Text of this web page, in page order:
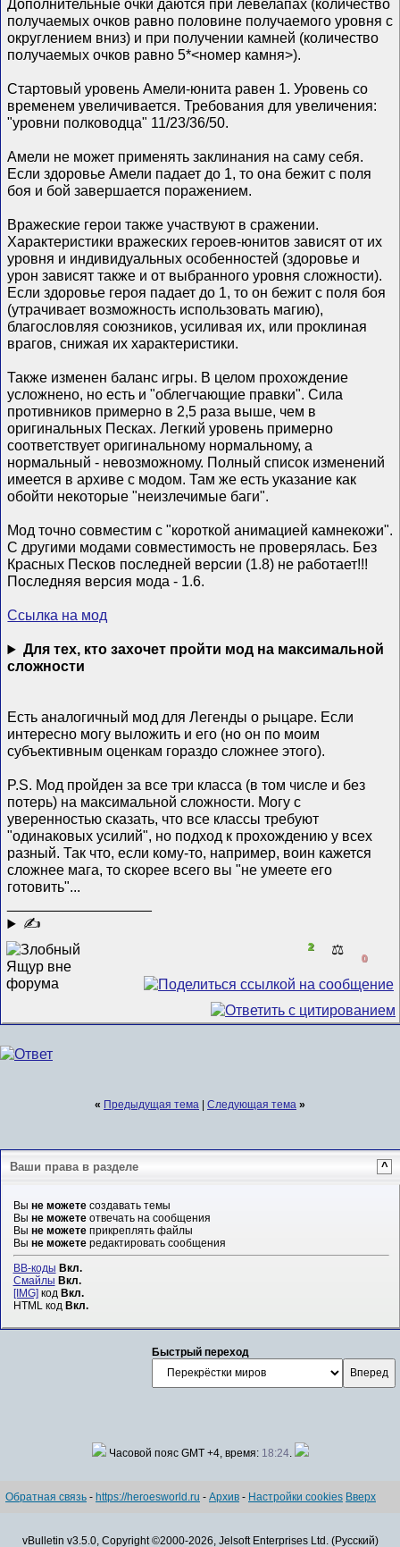
Дополнительные очки даются при левелапах (количество
получаемых очков равно половине получаемого уровня с
округлением вниз) и при получении камней (количество
получаемых очков равно 5*<номер камня>).
Стартовый уровень Амели-юнита равен 1. Уровень со
временем увеличивается. Требования для увеличения:
"уровни полководца" 11/23/36/50.
Амели не может применять заклинания на саму себя.
Если здоровье Амели падает до 1, то она бежит с поля
боя и бой завершается поражением.
Вражеские герои также участвуют в сражении.
Характеристики вражеских героев-юнитов зависят от их
уровня и индивидуальных особенностей (здоровье и
урон зависят также и от выбранного уровня сложности).
Если здоровье героя падает до 1, то он бежит с поля боя
(утрачивает возможность использовать магию),
благословляя союзников, усиливая их, или проклиная
врагов, снижая их характеристики.
Также изменен баланс игры. В целом прохождение
усложнено, но есть и "облегчающие правки". Сила
противников примерно в 2,5 раза выше, чем в
оригинальных Песках. Легкий уровень примерно
соответствует оригинальному нормальному, а
нормальный - невозможному. Полный список изменений
имеется в архиве с модом. Там же есть указание как
обойти некоторые "неизлечимые баги".
Мод точно совместим с "короткой анимацией камнекожи".
С другими модами совместимость не проверялась. Без
Красных Песков последней версии (1.8) не работает!!!
Последняя версия мода - 1.6.
Ссылка на мод
Для тех, кто захочет пройти мод на максимальной
сложности
Есть аналогичный мод для Легенды о рыцаре. Если
интересно могу выложить и его (но он по моим
субъективным оценкам гораздо сложнее этого).
P.S. Мод пройден за все три класса (в том числе и без
потерь) на максимальной сложности. Могу с
уверенностью сказать, что все классы требуют
"одинаковых усилий", но подход к прохождению у всех
разный. Так что, если кому-то, например, воин кажется
сложнее мага, то скорее всего вы "не умеете его
готовить"...
✍
2 ⚖️
0
« Предыдущая тема Следующая тема »
Ваши права в разделе ^
Вы не можетесоздавать темы
Вы не можетеотвечать на сообщения
Вы не можетеприкреплять файлы
Вы не можетередактировать сообщения
BB-коды Вкл.
Смайлы Вкл.
[IMG] код Вкл.
HTML код Вкл.
Быстрый переход
Часовой пояс GMT +4, время: 18:24.
Обратная связь - https://heroesworld.ru - Архив - Настройки cookies Вверх
vBulletin v3.5.0, Copyright ©2000-2026, Jelsoft Enterprises Ltd. (Русский)